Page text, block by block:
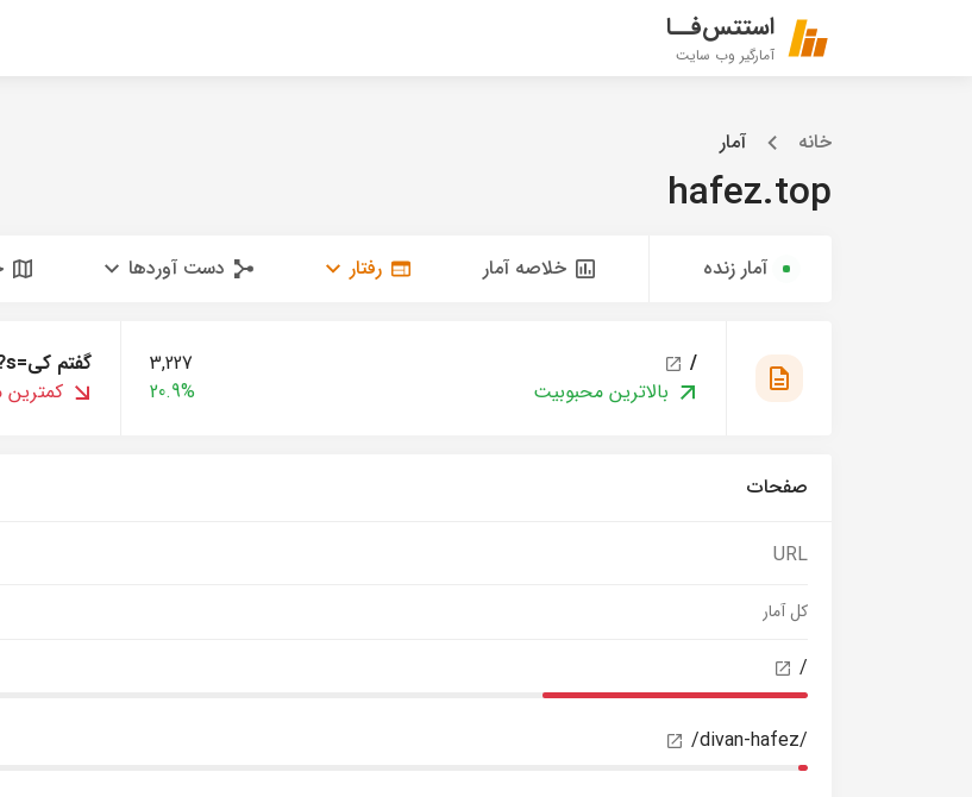
استتس‌فــا
آمارگیر وب سایت
خانه آمار
hafez.top
آمار زنده خلاصه آمار رفتار دست آوردها
/
3,227
بالاترین محبوبیت
20.9%
/?s=گفتم کی
صفحات
URL
کل آمار
/
/divan-hafez/